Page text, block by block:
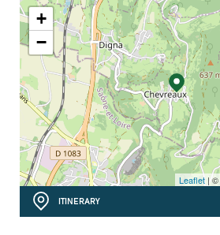
+
−
Leaflet | ©
ITINERARY